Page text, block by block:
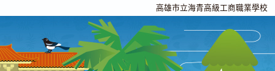
高雄市立海青高級工商職業學校